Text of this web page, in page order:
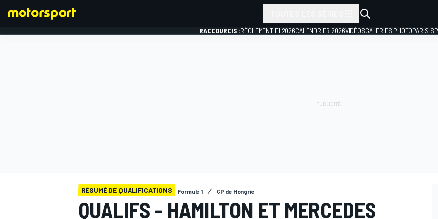
RACCOURCIS :RÈGLEMENT F1 2026CALENDRIER 2026VIDÉOSGALERIES PHOTOPARIS
RÉSUMÉ DE QUALIFICATIONS Formule 1 GP de Hongrie
QUALIFS - HAMILTON ET MERCEDES